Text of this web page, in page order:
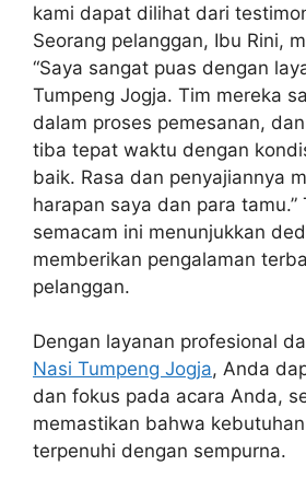
kami dapat dilihat dari
Seorang pelanggan, Ibu Rini,
“Saya sangat puas dengan
Tumpeng Jogja. Tim mereka
dalam proses pemesanan,
tiba tepat waktu dengan
baik. Rasa dan penyajiannya
harapan saya dan para tamu.”
semacam ini menunjukkan
memberikan pengalaman
pelanggan.
Dengan layanan profesional
Nasi Tumpeng Jogja, Anda
dan fokus pada acara Anda,
memastikan bahwa
terpenuhi dengan sempurna.